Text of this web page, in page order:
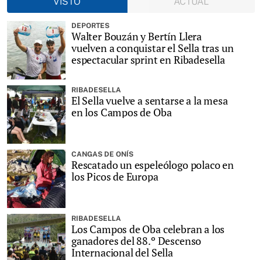
DEPORTES
Walter Bouzán y Bertín Llera
vuelven a conquistar el Sella tras un
espectacular sprint en Ribadesella
RIBADESELLA
El Sella vuelve a sentarse a la mesa
en los Campos de Oba
CANGAS DE ONÍS
Rescatado un espeleólogo polaco en
los Picos de Europa
RIBADESELLA
Los Campos de Oba celebran a los
ganadores del 88.º Descenso
Internacional del Sella